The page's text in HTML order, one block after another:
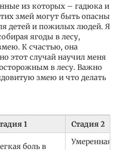
из которых – гадюка и
змей могут быть опасны
детей и пожилых людей. Я
ягоды в лесу,
К счастью, она
этот случай научил меня
в лесу. Важно
змею и что делать
1 Стадия 2
боль в
Умеренная